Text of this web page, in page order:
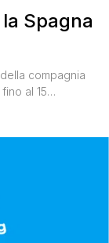
Spagna
compagnia
al 15
ghiotta
banner [']